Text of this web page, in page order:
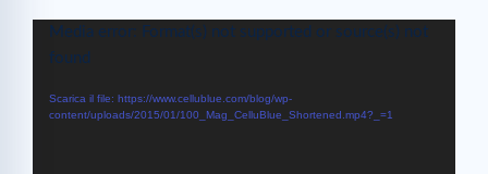
Video
Player
Media error: Format(s) not supported or source(s) not
found
Scarica il file: https://www.cellublue.com/blog/wp-
content/uploads/2015/01/100_Mag_CelluBlue_Shortened.mp4?_=1